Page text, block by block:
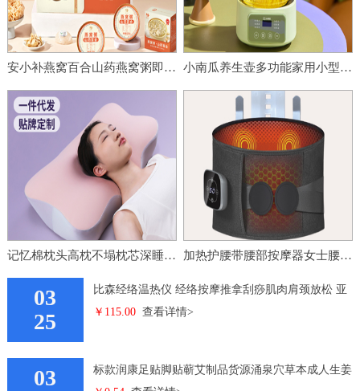
安小补燕窝百合山药燕窝粥即食早餐营养便携代餐粥健康零添加速食 小南瓜养生壶多功能家用小型办公室全玻璃新款煮茶器烧水壶花茶壶
记忆棉枕头高枕不塌枕芯深睡枕专用护颈枕助睡眠慢回弹记 忆枕批 加热护腰带腰部按摩器女士腰痛暖腰带充电发热理疗震动热敷按摩仪
03
25
比森经络温热仪 经络按摩推拿刮痧肌肉肩颈放松 亚
马逊跨境按摩器
￥115.00 查看详情>
03
标款润康足贴脚贴蕲艾制品货源涌泉穴草本成人生姜